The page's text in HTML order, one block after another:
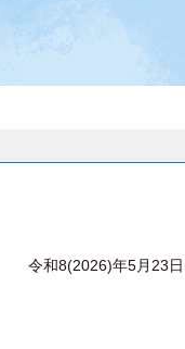
令和8(2026)年5月23